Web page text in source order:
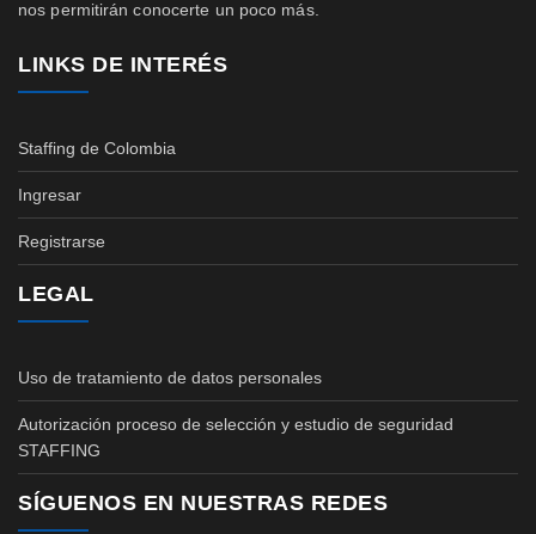
nos permitirán conocerte un poco más.
LINKS DE INTERÉS
Staffing de Colombia
Ingresar
Registrarse
LEGAL
Uso de tratamiento de datos personales
Autorización proceso de selección y estudio de seguridad
STAFFING
SÍGUENOS EN NUESTRAS REDES